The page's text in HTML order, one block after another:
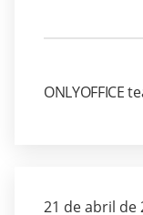
ONLYOFFICE
21 de abril de